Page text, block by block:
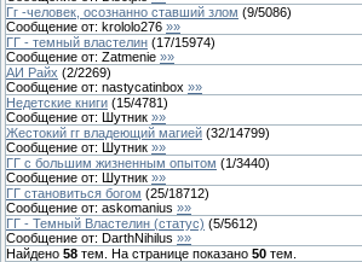
Гг -человек, осознанно ставший злом (9/5086)
Сообщение от: krololo276 »»
ГГ - темный властелин (17/15974)
Сообщение от: Zatmenie »»
АИ Райх (2/2269)
Сообщение от: nastycatinbox »»
Недетские книги (15/4781)
Сообщение от: Шутник »»
Жестокий гг владеющий магией (32/14799)
Сообщение от: Шутник »»
ГГ с большим жизненным опытом (1/3440)
Сообщение от: Шутник »»
ГГ становиться богом (25/18712)
Сообщение от: askomanius »»
ГГ - Темный Властелин (статус) (5/5612)
Сообщение от: DarthNihilus »»
Найдено 58 тем. На странице показано 50 тем.